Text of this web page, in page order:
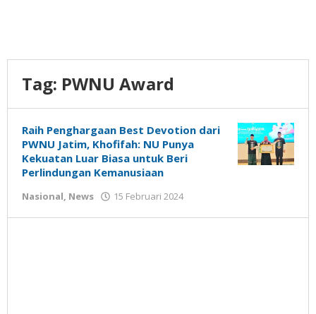
Tag: PWNU Award
Raih Penghargaan Best Devotion dari
PWNU Jatim, Khofifah: NU Punya
Kekuatan Luar Biasa untuk Beri
Perlindungan Kemanusiaan
Nasional, News 15 Februari 2024
Susanto